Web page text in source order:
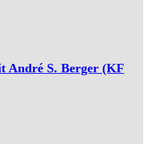
André S. Berger (KF